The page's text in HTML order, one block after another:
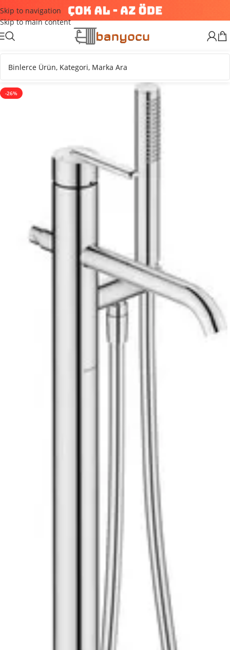
Skip to navigation
Skip to main content
-26%